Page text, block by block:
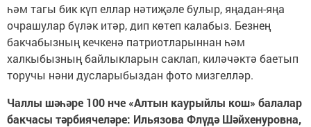
һәм тагы бик күп еллар нәтиҗәле булыр, яңадан-яңа
очрашулар бүләк итәр, дип көтеп калабыз. Безнең
бакчабызның кечкенә патриотларыннан һәм
халкыбызның байлыкларын саклап, киләчәктә баетып
торучы нәни дусларыбыздан фото мизгелләр.
Чаллы шәһәре 100 нче «Алтын каурыйлы кош» балалар
бакчасы тәрбиячеләре: Ильязова Флүдә Шәйхенуровна,